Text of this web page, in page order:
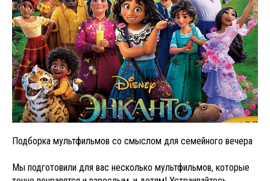
Подборка мультфильмов со смыслом для семейного вечера
Мы подготовили для вас несколько мультфильмов, которые